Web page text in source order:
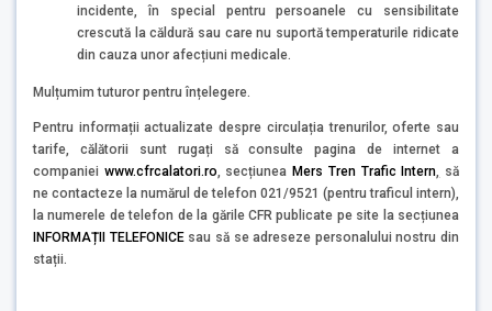
incidente, în special pentru persoanele cu sensibilitate
crescută la căldură sau care nu suportă temperaturile ridicate
din cauza unor afecțiuni medicale.
Mulțumim tuturor pentru înțelegere.
Pentru informații actualizate despre circulația trenurilor, oferte sau
tarife, călătorii sunt rugați să consulte pagina de internet a
companiei www.cfrcalatori.ro , secțiuneaMers Tren Trafic Intern
să
ne contacteze la numărul de telefon 021/9521 (pentru traficul intern),
la numerele de telefon de la gările CFR publicate pe site la secțiunea
INFORMAȚII TELEFONICEsau să se adreseze personalului nostru din
stații.